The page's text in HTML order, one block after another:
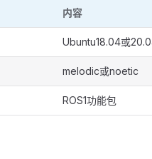
内容
Ubuntu18.04或
melodic或noetic
ROS1功能包